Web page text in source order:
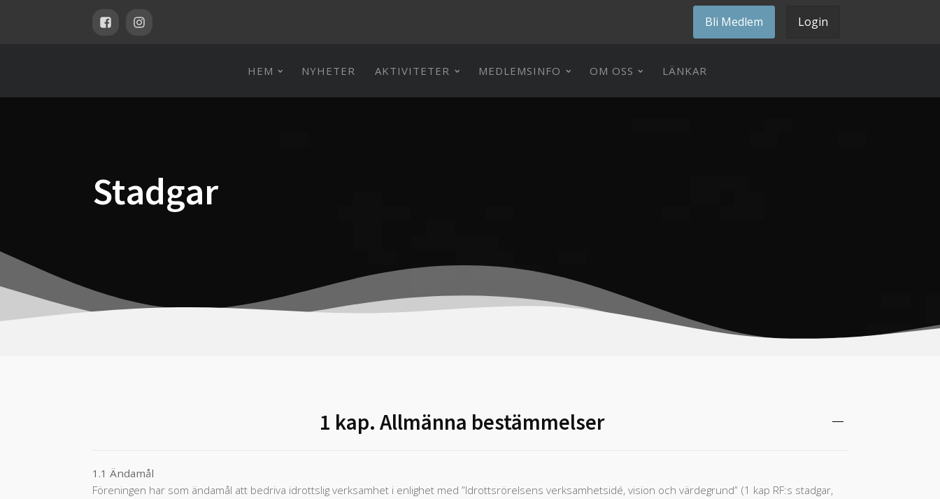
Bli Medlem Login
HEM NYHETER AKTIVITETER MEDLEMSINFO OM OSS LÄNKAR
Stadgar
1 kap. Allmänna bestämmelser
1.1 Ändamål
Föreningen har som ändamål att bedriva idrottslig verksamhet i enlighet med ”Idrottsrörelsens verksamhetsidé, vision och värdegrund” (1 kap RF:s stadgar,